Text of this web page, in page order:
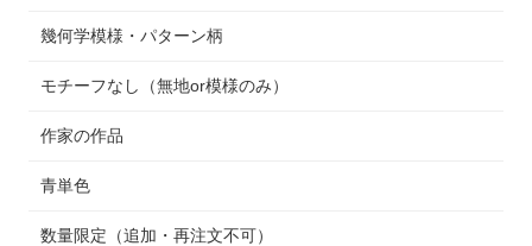
幾何学模様・パターン柄
モチーフなし（無地or模様のみ）
作家の作品
青単色
数量限定（追加・再注文不可）